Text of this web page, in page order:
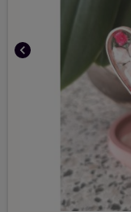
chevron_left